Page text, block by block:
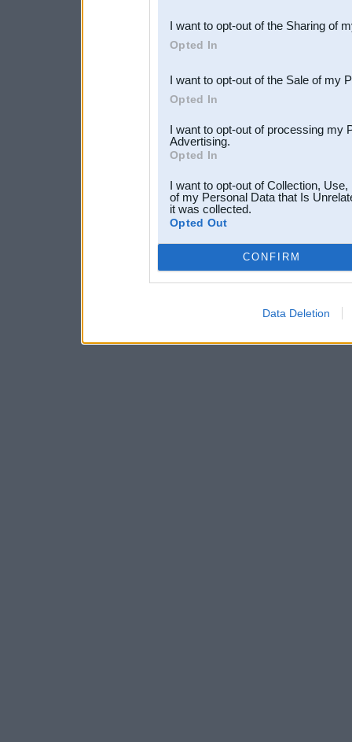
Downstream Participants
third parties.
I want to opt-out of the Sharing of
Opted In
I want to opt-out of the Sale of my
Opted In
I want to opt-out of processing my
Advertising.
Opted In
I want to opt-out of Collection,
of my Personal Data that Is
it was collected.
Opted Out
CONFIRM
Data Deletion